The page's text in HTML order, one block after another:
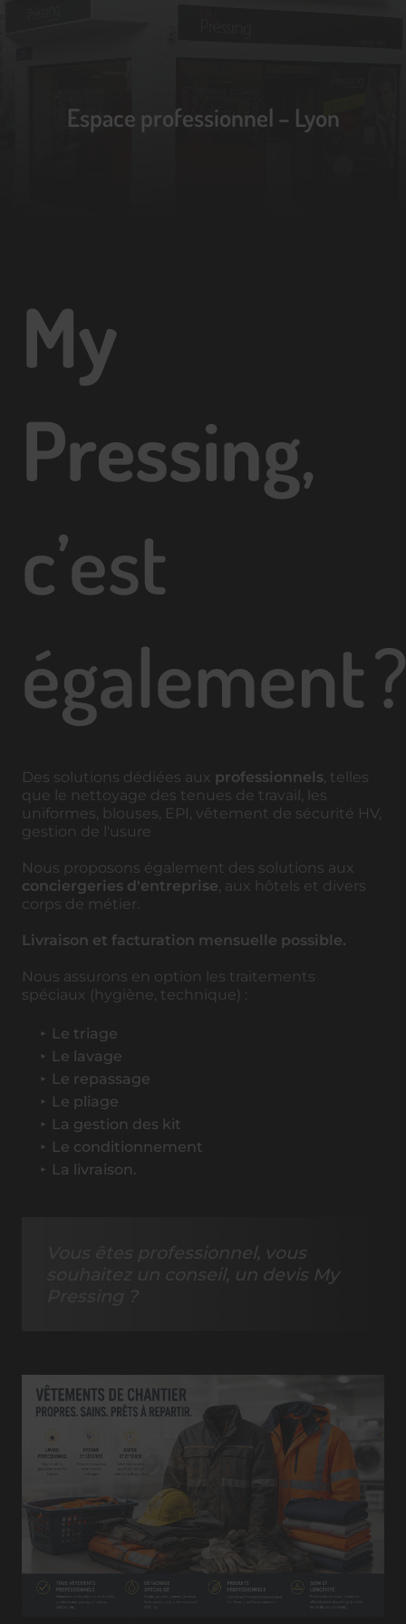
Espace professionnel – Lyon
My
Pressing,
c’est
également
Des solutions dédiées aux professionnels, telles
que le nettoyage des tenues de travail, les
uniformes, blouses, EPI, vêtement de sécurité HV,
gestion de l'usure
Nous proposons également des solutions aux
conciergeries d'entreprise, aux hôtels et divers
corps de métier.
Livraison et facturation mensuelle possible.
Nous assurons en option les traitements
spéciaux (hygiène, technique) :
Le triage
Le lavage
Le repassage
Le pliage
La gestion des kit
Le conditionnement
La livraison.
Vous êtes professionnel, vous
souhaitez un conseil, un devis My